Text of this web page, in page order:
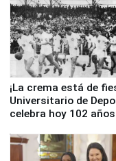
¡La crema está de
Universitario de
celebra hoy 102